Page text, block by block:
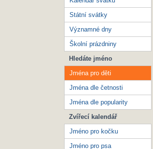
Státní svátky
Významné dny
Školní prázdniny
Hledáte jméno
Jména pro děti
Jména dle četnosti
Jména dle popularity
Zvířecí kalendář
Jméno pro kočku
Jméno pro psa